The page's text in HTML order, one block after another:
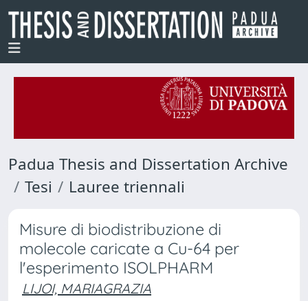
Padua Thesis and Dissertation Archive
Tesi
Lauree triennali
Misure di biodistribuzione di
molecole caricate a Cu-64 per
l'esperimento ISOLPHARM
LIJOI, MARIAGRAZIA